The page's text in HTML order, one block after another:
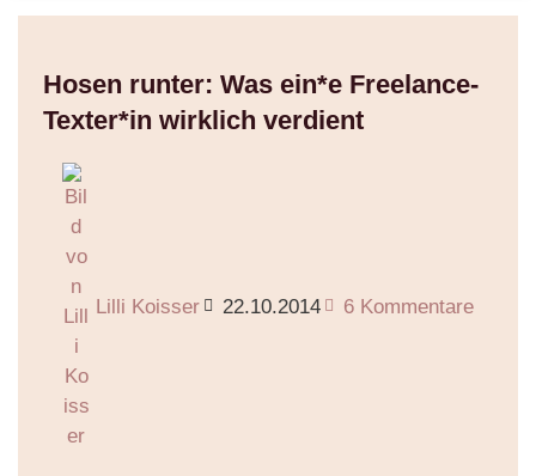
Hosen runter: Was ein*e Freelance-
Texter*in wirklich verdient
Lilli Koisser 22.10.2014 6 Kommentare